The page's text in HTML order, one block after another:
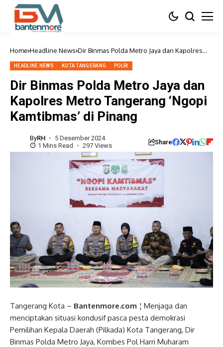
Home Headline News Dir Binmas Polda Metro Jaya dan Kapolres
Pinang
HEADLINE NEWS KOTA TANGERANG POLRI
Dir Binmas Polda Metro Jaya dan
Kapolres Metro Tangerang ‘Ngopi
Kamtibmas’ di Pinang
ByRH
5 Desember 2024
1 Mins Read
297 Views Share
Tangerang Kota – Bantenmore.com ¦ Menjaga dan
menciptakan situasi kondusif pasca pesta demokrasi
Pemilihan Kepala Daerah (Pilkada) Kota Tangerang, Dir
Binmas Polda Metro Jaya, Kombes Pol Harri Muharam